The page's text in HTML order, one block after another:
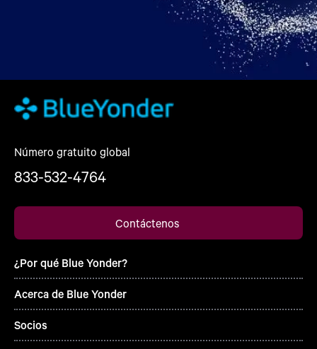
Número gratuito global
833-532-4764
Contáctenos
¿Por qué Blue Yonder?
Acerca de Blue Yonder
Socios